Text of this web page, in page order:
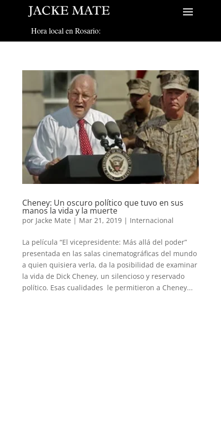
Hora local en Rosario:
Cheney: Un oscuro político que tuvo en sus
manos la vida y la muerte
por Jacke Mate | Mar 21, 2019| Internacional
La película “El vicepresidente: Más allá del poder”
presentada en las salas cinematográficas del mundo
a quien quisiera verla, da la posibilidad de examinar
la vida de Dick Cheney, un silencioso y reservado
político. Esas cualidades le permitieron a Cheney...